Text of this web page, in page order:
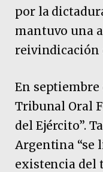
por la
mantuvo una
reivindicación
En septiembre
Tribunal Oral
del Ejército”.
Argentina “se
existencia del